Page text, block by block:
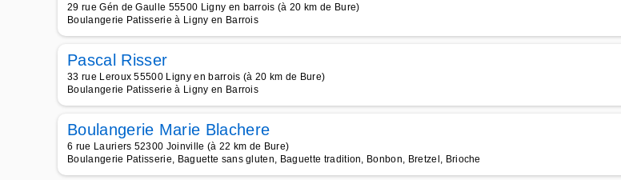
29 rue Gén de Gaulle 55500 Ligny en barrois (à 20 km de Bure)
Boulangerie Patisserie à Ligny en Barrois
Pascal Risser
33 rue Leroux 55500 Ligny en barrois (à 20 km de Bure)
Boulangerie Patisserie à Ligny en Barrois
Boulangerie Marie Blachere
6 rue Lauriers 52300 Joinville (à 22 km de Bure)
Boulangerie Patisserie, Baguette sans gluten, Baguette tradition, Bonbon, Bretzel, Brioche